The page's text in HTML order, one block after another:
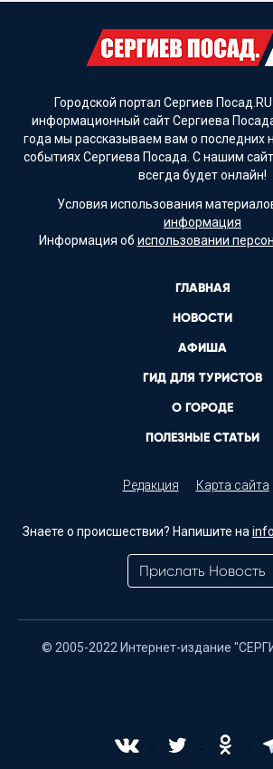
Городской портал Сергиев
информационный сайт Сергиева
года мы рассказываем вам о последних
событиях Сергиева Посада. С нашим
всегда будет онлайн!
Условия использования
информация
Информация об использовании
ГЛАВНАЯ
НОВОСТИ
АФИША
ГИД ДЛЯ ТУРИСТОВ
О ГОРОДЕ
ПОЛЕЗНЫЕ СТАТЬИ
Редакция Карта сайта
Знаете о происшествии? Напишите на
Прислать Новость
© 2005-2022 Интернет-издание